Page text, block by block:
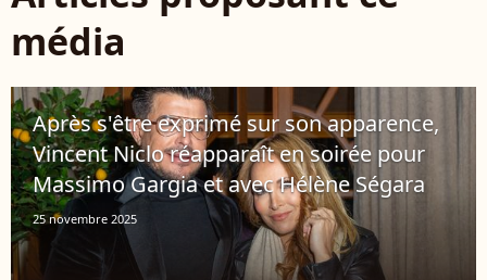
média
Après s'être exprimé sur son apparence,
Vincent Niclo réapparaît en soirée pour
Massimo Gargia et avec Hélène Ségara
25 novembre 2025